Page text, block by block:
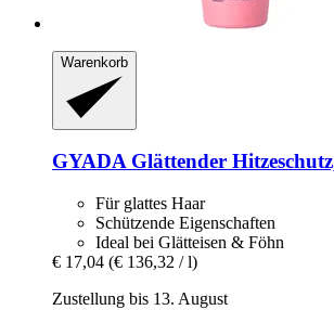
Warenkorb
GYADAGlättender
Für glattes Haar
Schützende Eigenschaften
Ideal bei Glätteisen & Föhn
€ 17,04 (€ 136,32 / l)
Zustellung bis 13. August